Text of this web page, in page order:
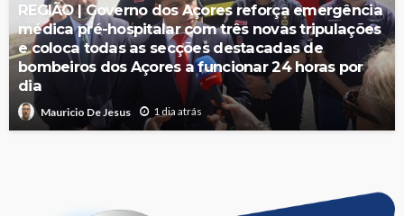
REGIÃO | Governo dos Açores reforça emergência
médica pré-hospitalar com três novas tripulações
e coloca todas as secções destacadas de
bombeiros dos Açores a funcionar 24 horas por
dia
Mauricio De Jesus 1 dia atrás